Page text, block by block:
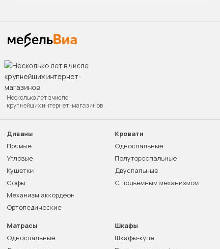
Несколько лет в числе
крупнейших интернет-магазинов
Диваны
Прямые
Угловые
Кушетки
Софы
Механизм аккордеон
Ортопедические
Кровати
Односпальные
Полутороспальные
Двуспальные
С подъемным механизмом
Матрасы
Односпальные
Шкафы
Шкафы-купе